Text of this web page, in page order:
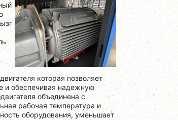
которая позволяет
и обеспечивая надежную
объединена с
рабочая температура и
оборудования, уменьшает